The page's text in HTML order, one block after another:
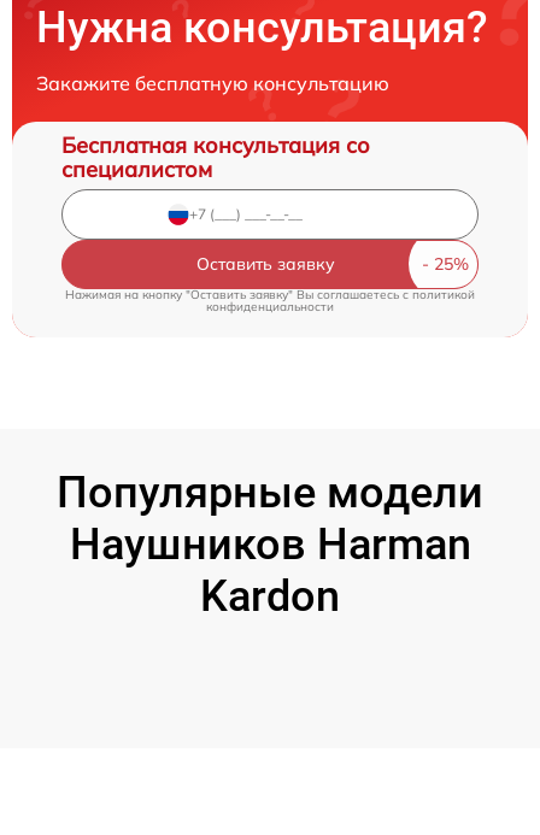
Нужна консультация?
Закажите бесплатную консультацию
Бесплатная консультация со
специалистом
Оставить заявку
Нажимая на кнопку "Оставить заявку" Вы соглашаетесь cполитикой
конфиденциальности
Популярные модели
Наушников Harman
Kardon